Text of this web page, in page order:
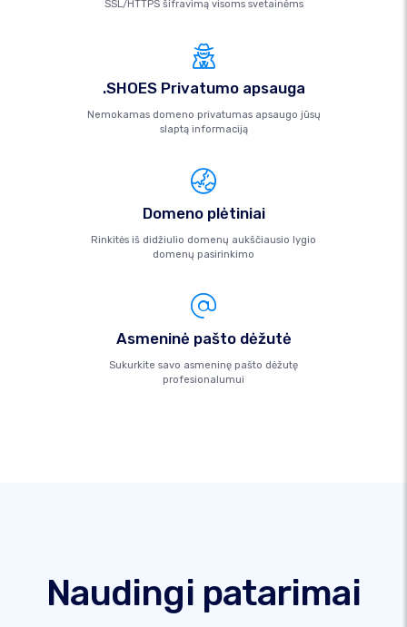
SSL/HTTPS šifravimą visoms svetainėms
.SHOES Privatumo apsauga
Nemokamas domeno privatumas apsaugo jūsų
slaptą informaciją
Domeno plėtiniai
Rinkitės iš didžiulio domenų aukščiausio lygio
domenų pasirinkimo
Asmeninė pašto dėžutė
Sukurkite savo asmeninę pašto dėžutę
profesionalumui
Naudingi patarimai